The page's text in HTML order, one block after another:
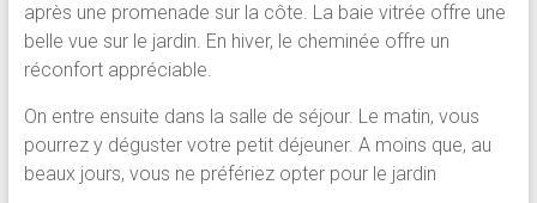
après une promenade sur la côte. La baie vitrée offre une
belle vue sur le jardin. En hiver, le cheminée offre un
réconfort appréciable.
On entre ensuite dans la salle de séjour. Le matin, vous
pourrez y déguster votre petit déjeuner. A moins que, au
beaux jours, vous ne préfériez opter pour le jardin